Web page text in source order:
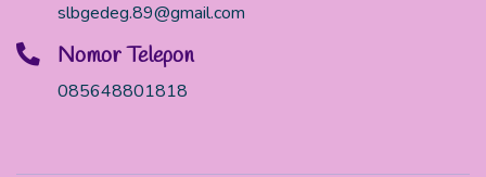
slbgedeg.89@gmail.com
Nomor Telepon
085648801818